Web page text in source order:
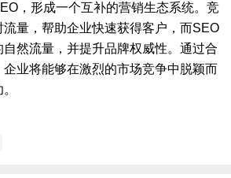
，形成一个互补的营销生态系统。竞
量，帮助企业快速获得客户，而SEO
然流量，并提升品牌权威性。通过合
业将能够在激烈的市场竞争中脱颖而